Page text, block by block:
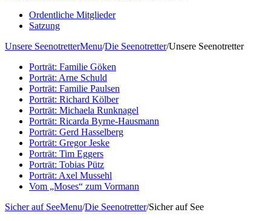
Ordentliche Mitglieder
Satzung
Unsere SeenotretterMenu/Die Seenotretter/Unsere Seenotretter
Porträt: Familie Göken
Porträt: Arne Schuld
Porträt: Familie Paulsen
Porträt: Richard Kölber
Porträt: Michaela Runknagel
Porträt: Ricarda Byrne-Hausmann
Porträt: Gerd Hasselberg
Porträt: Gregor Jeske
Porträt: Tim Eggers
Porträt: Tobias Pütz
Porträt: Axel Mussehl
Vom „Moses“ zum Vormann
Sicher auf SeeMenu/Die Seenotretter/Sicher auf See